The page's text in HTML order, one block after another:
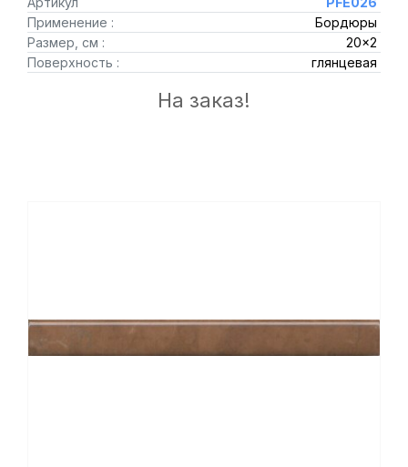
Применение :
Бордюры
Размер, см :
20x2
Поверхность :
глянцевая
На заказ!